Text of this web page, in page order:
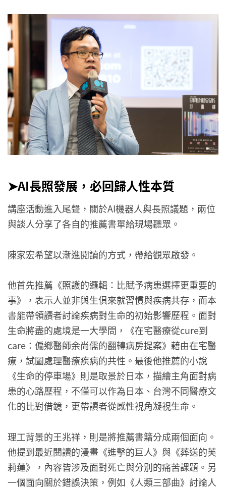
➤AI長照發展，必回歸人性本質
講座活動進入尾聲，關於AI機器人與長照議題，兩位
與談人分享了各自的推薦書單給現場聽眾。
陳家宏希望以漸進閱讀的方式，帶給觀眾啟發。
他首先推薦《照護的邏輯：比賦予病患選擇更重要的
事》，表示人並非與生俱來就習慣與疾病共存，而本
書能帶領讀者討論疾病對生命的初始影響歷程。面對
生命將盡的處境是一大學問，《在宅醫療從cure到
care：偏鄉醫師余尚儒的翻轉病房提案》藉由在宅醫
療，試圖處理醫療疾病的共性。最後他推薦的小說
《生命的停車場》則是取景於日本，描繪主角面對病
患的心路歷程，不僅可以作為日本、台灣不同醫療文
化的比對借鏡，更帶讀者從感性視角凝視生命。
理工背景的王兆祥，則是將推薦書籍分成兩個面向。
他提到最近閱讀的漫畫《進擊的巨人》與《葬送的芙
莉蓮》，內容皆涉及面對死亡與分別的痛苦課題。另
一個面向關於錯誤決策，例如《人類三部曲》討論人